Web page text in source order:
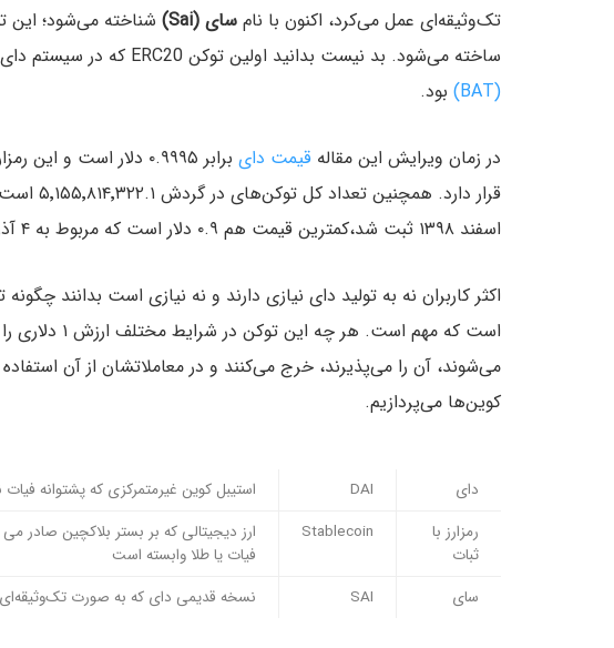
تک‌وثیقه‌ای عمل می‌کرد، اکنون با نام سای (Sai)
شناخته می‌شود؛ این
ساخته می‌شود. بد نیست بدانید اولین توکن ERC20 که در سیستم دای چند وثیقه‌ای در کنار اتر استفاده شد،
(BAT)
بود.
در زمان ویرایش این مقاله قیمت دای
اسفند ۱۳۹۸ ثبت شد،‌کمترین قیمت هم ۰.۹ دلار است که مربوط به ۴ آذر ۱۳۹۸ است.
اکثر کاربران نه به تولید دای نیازی دارند و نه نیازی است بدانند
است که مهم
می‌شوند، آن را می‌پذیرند، خرج می‌کنند و در معاملاتشان از آن
کوین‌ها می‌پردازیم.
دای DAI
استیبل کوین غیرمتمرکزی که پشتوانه فیات ندارد
رمزارز با
ثبات
Stablecoin
ارز دیجیتالی که بر بستر بلاکچین صادر
فیات یا طلا وابسته است
سای
SAI نسخه قدیمی دای که به صورت